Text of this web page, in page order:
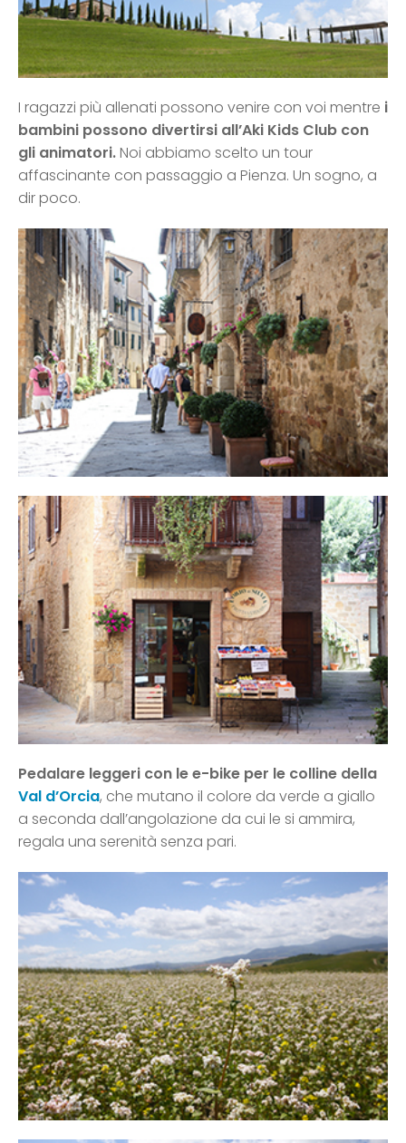
I ragazzi più allenati possono venire con voi mentre i
bambini possono divertirsi all’Aki Kids Club con
gli animatori.Noi abbiamo scelto un tour
affascinante con passaggio a Pienza. Un sogno, a
dir poco.
Pedalare leggeri con le e-bike per le colline della
Val d’Orcia, che mutano il colore da verde a giallo
a seconda dall’angolazione da cui le si ammira,
regala una serenità senza pari.